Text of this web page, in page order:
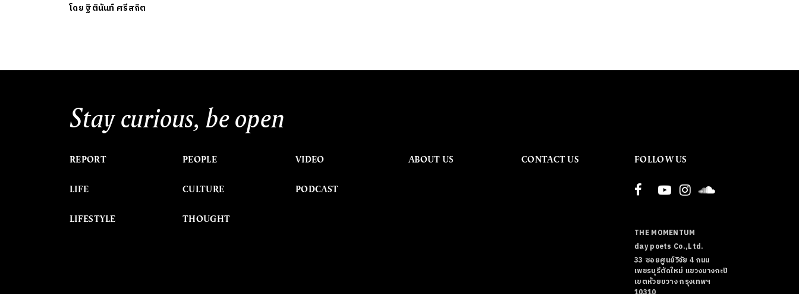
โดยฐิตินันท์ ศรีสถิต
Stay curious, be open
REPORT
LIFE
LIFESTYLE
PEOPLE
CULTURE
THOUGHT
VIDEO
PODCAST
ABOUT US CONTACT US FOLLOW US
THE MOMENTUM
day poets Co.,Ltd.
33 ซอยศูนย์วิจัย 4 ถนน
เพชรบุรีตัดใหม่ แขวงบางกะปิ
เขตห้วยขวาง กรุงเทพฯ